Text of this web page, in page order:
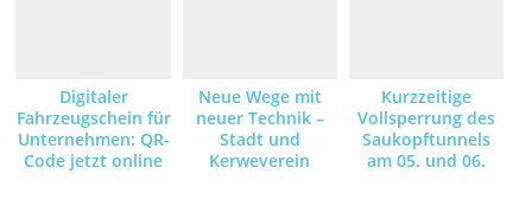
Digitaler
Fahrzeugschein für
Unternehmen: QR-
Code jetzt online
Neue Wege mit
neuer Technik –
Stadt und
Kerweverein
Kurzzeitige
Vollsperrung des
Saukopftunnels
am 05. und 06.